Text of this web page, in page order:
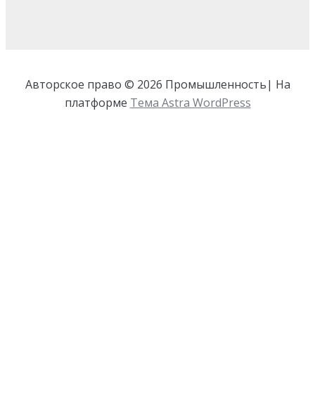
Авторское право © 2026 Промышленность| На
платформе Тема Astra WordPress